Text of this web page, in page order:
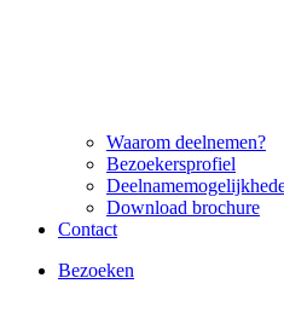
Waarom deelnemen?
Bezoekersprofiel
Download brochure
Contact
Bezoeken